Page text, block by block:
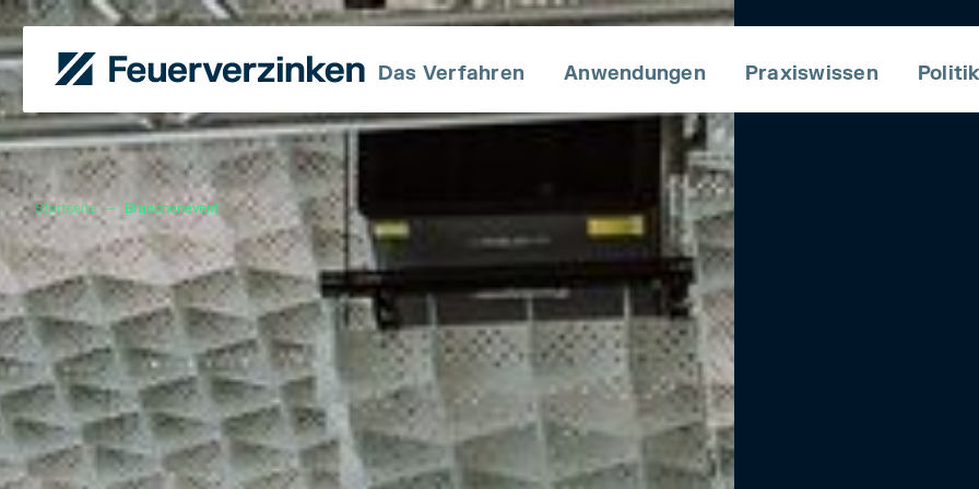
Das Verfahren Anwendungen Praxiswissen Po
Startseite — Branchenevent